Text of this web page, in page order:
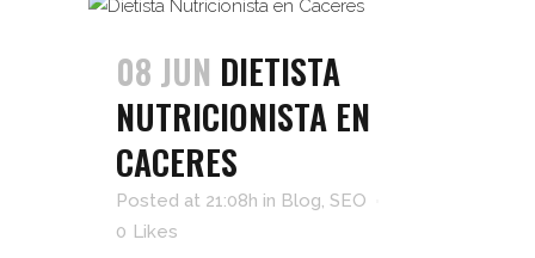
08 JUN DIETISTA
NUTRICIONISTA EN
CACERES
Posted at 21:08h in Blog, SEO
0 Likes